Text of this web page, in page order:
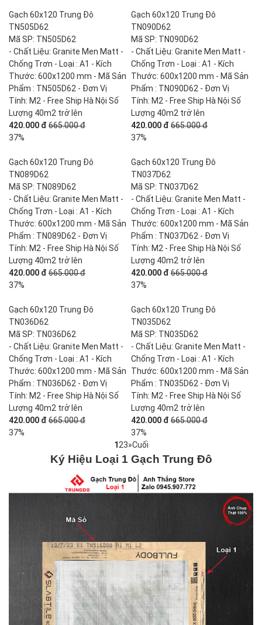
Gạch 60x120 Trung Đô
TN505D62
Mã SP: TN505D62
- Chất Liệu: Granite Men Matt -
Chống Trơn - Loại : A1 - Kích
Thước: 600x1200 mm - Mã Sản
Phẩm : TN505D62 - Đơn Vị
Tính: M2 - Free Ship Hà Nội Số
Lượng 40m2 trở lên
420.000 đ 665.000 đ
37%
Gạch 60x120 Trung Đô
TN090D62
Mã SP: TN090D62
- Chất Liệu: Granite Men Matt -
Chống Trơn - Loại : A1 - Kích
Thước: 600x1200 mm - Mã Sản
Phẩm : TN090D62 - Đơn Vị
Tính: M2 - Free Ship Hà Nội Số
Lượng 40m2 trở lên
420.000 đ 665.000 đ
37%
Gạch 60x120 Trung Đô
TN089D62
Mã SP: TN089D62
- Chất Liệu: Granite Men Matt -
Chống Trơn - Loại : A1 - Kích
Thước: 600x1200 mm - Mã Sản
Phẩm : TN089D62 - Đơn Vị
Tính: M2 - Free Ship Hà Nội Số
Lượng 40m2 trở lên
420.000 đ 665.000 đ
37%
Gạch 60x120 Trung Đô
TN037D62
Mã SP: TN037D62
- Chất Liệu: Granite Men Matt -
Chống Trơn - Loại : A1 - Kích
Thước: 600x1200 mm - Mã Sản
Phẩm : TN037D62 - Đơn Vị
Tính: M2 - Free Ship Hà Nội Số
Lượng 40m2 trở lên
420.000 đ 665.000 đ
37%
Gạch 60x120 Trung Đô
TN036D62
Mã SP: TN036D62
- Chất Liệu: Granite Men Matt -
Chống Trơn - Loại : A1 - Kích
Thước: 600x1200 mm - Mã Sản
Phẩm : TN036D62 - Đơn Vị
Tính: M2 - Free Ship Hà Nội Số
Lượng 40m2 trở lên
420.000 đ 665.000 đ
37%
Gạch 60x120 Trung Đô
TN035D62
Mã SP: TN035D62
- Chất Liệu: Granite Men Matt -
Chống Trơn - Loại : A1 - Kích
Thước: 600x1200 mm - Mã Sản
Phẩm : TN035D62 - Đơn Vị
Tính: M2 - Free Ship Hà Nội Số
Lượng 40m2 trở lên
420.000 đ 665.000 đ
37%
1 23»Cuối
Ký Hiệu Loại 1 Gạch Trung Đô